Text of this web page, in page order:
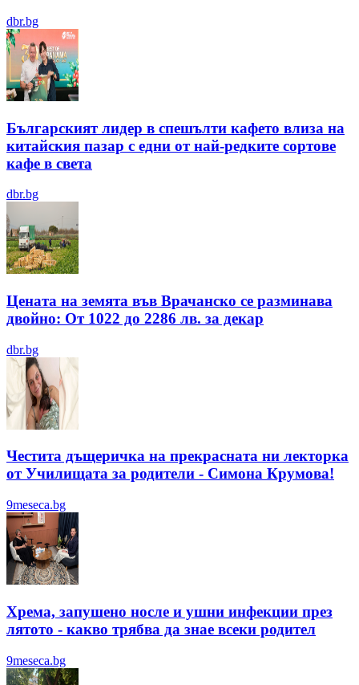
dbr.bg
Българският лидер в спешълти кафето влиза на
китайския пазар с едни от най-редките сортове
кафе в света
dbr.bg
Цената на земята във Врачанско се разминава
двойно: От 1022 до 2286 лв. за декар
dbr.bg
Честита дъщеричка на прекрасната ни лекторка
от Училищата за родители - Симона Крумова!
9meseca.bg
Хрема, запушено носле и ушни инфекции през
лятотo - какво трябва да знае всеки родител
9meseca.bg